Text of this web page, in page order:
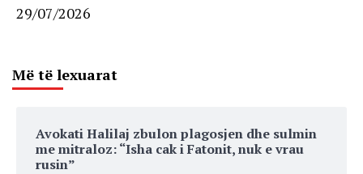
29/07/2026
Më të lexuarat
Avokati Halilaj zbulon plagosjen dhe sulmin
me mitraloz: “Isha cak i Fatonit, nuk e vrau
rusin”